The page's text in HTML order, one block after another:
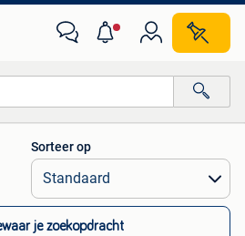
afstanden…
Sorteer op
je zoekopdracht